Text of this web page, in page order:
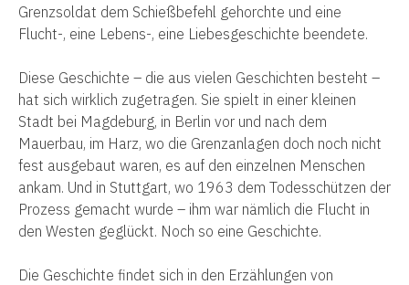
Grenzsoldat dem Schießbefehl gehorchte und eine
Flucht-, eine Lebens-, eine Liebesgeschichte beendete.
Diese Geschichte – die aus vielen Geschichten besteht –
hat sich wirklich zugetragen. Sie spielt in einer kleinen
Stadt bei Magdeburg, in Berlin vor und nach dem
Mauerbau, im Harz, wo die Grenzanlagen doch noch nicht
fest ausgebaut waren, es auf den einzelnen Menschen
ankam. Und in Stuttgart, wo 1963 dem Todesschützen der
Prozess gemacht wurde – ihm war nämlich die Flucht in
den Westen geglückt. Noch so eine Geschichte.
Die Geschichte findet sich in den Erzählungen von